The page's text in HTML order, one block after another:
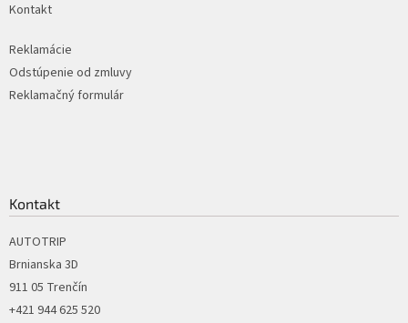
Kontakt
Reklamácie
Odstúpenie od zmluvy
Reklamačný formulár
Kontakt
AUTOTRIP
Brnianska 3D
911 05 Trenčín
+421 944 625 520